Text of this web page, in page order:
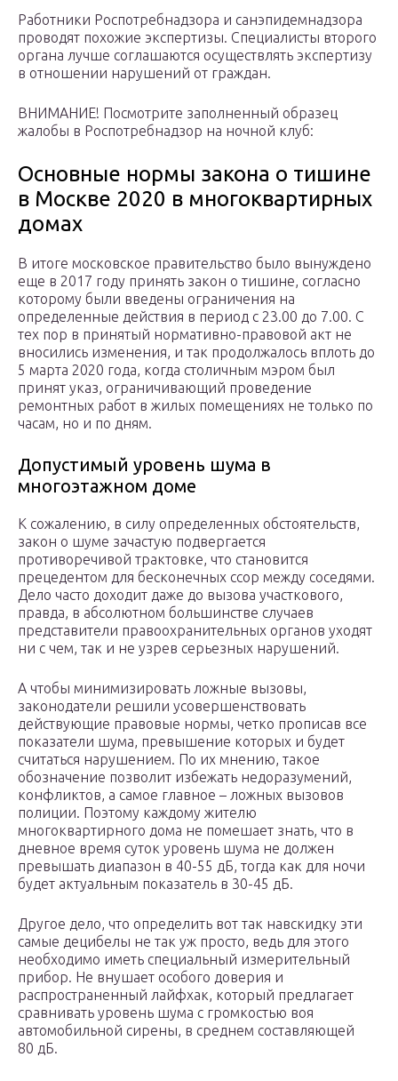
Работники Роспотребнадзора и санэпидемнадзора
проводят похожие экспертизы. Специалисты второго
органа лучше соглашаются осуществлять экспертизу
в отношении нарушений от граждан.
ВНИМАНИЕ! Посмотрите заполненный образец
жалобы в Роспотребнадзор на ночной клуб:
Основные нормы закона о тишине
в Москве 2020 в многоквартирных
домах
В итоге московское правительство было вынуждено
еще в 2017 году принять закон о тишине, согласно
которому были введены ограничения на
определенные действия в период с 23.00 до 7.00. С
тех пор в принятый нормативно-правовой акт не
вносились изменения, и так продолжалось вплоть до
5 марта 2020 года, когда столичным мэром был
принят указ, ограничивающий проведение
ремонтных работ в жилых помещениях не только по
часам, но и по дням.
Допустимый уровень шума в
многоэтажном доме
К сожалению, в силу определенных обстоятельств,
закон о шуме зачастую подвергается
противоречивой трактовке, что становится
прецедентом для бесконечных ссор между соседями.
Дело часто доходит даже до вызова участкового,
правда, в абсолютном большинстве случаев
представители правоохранительных органов уходят
ни с чем, так и не узрев серьезных нарушений.
А чтобы минимизировать ложные вызовы,
законодатели решили усовершенствовать
действующие правовые нормы, четко прописав все
показатели шума, превышение которых и будет
считаться нарушением. По их мнению, такое
обозначение позволит избежать недоразумений,
конфликтов, а самое главное – ложных вызовов
полиции. Поэтому каждому жителю
многоквартирного дома не помешает знать, что в
дневное время суток уровень шума не должен
превышать диапазон в 40-55 дБ, тогда как для ночи
будет актуальным показатель в 30-45 дБ.
Другое дело, что определить вот так навскидку эти
самые децибелы не так уж просто, ведь для этого
необходимо иметь специальный измерительный
прибор. Не внушает особого доверия и
распространенный лайфхак, который предлагает
сравнивать уровень шума с громкостью воя
автомобильной сирены, в среднем составляющей
80 дБ.